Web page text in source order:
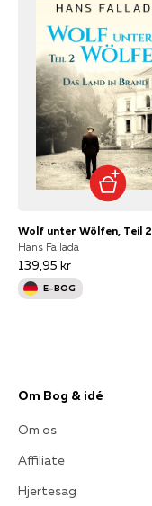
Hans Fallada
139,95 kr
E-BOG
Om Bog & idé
Om os
Affiliate
Hjertesag